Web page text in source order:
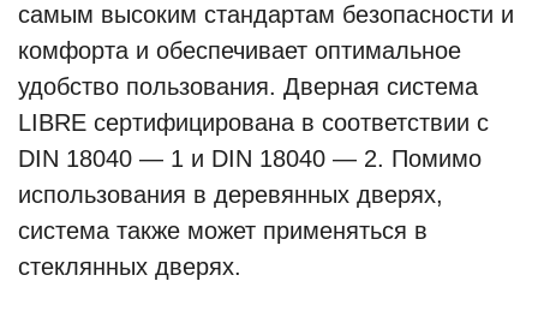
самым высоким стандартам безопасности и
комфорта и обеспечивает оптимальное
удобство пользования. Дверная система
LIBRE сертифицирована в соответствии с
DIN 18040 — 1 и DIN 18040 — 2. Помимо
использования в деревянных дверях,
система также может применяться в
стеклянных дверях.